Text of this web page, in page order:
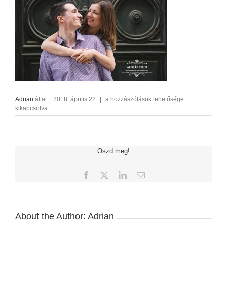
Adrian által | 2018. április 22. |
jegyesfotozas_AdrianFoto_19
a hozzászólások lehetősége
kikapcsolva
Oszd meg!
Facebook LinkedInEmail:
About the Author: Adrian